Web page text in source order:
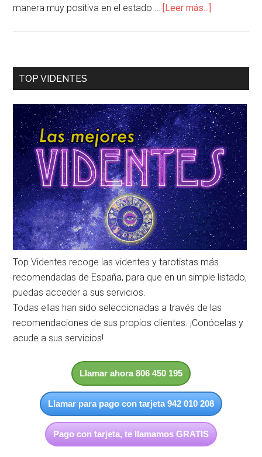
manera muy positiva en el estado …
[Leer más...]
TOP VIDENTES
Top Videntes recoge las videntes y tarotistas más
recomendadas de España, para que en un simple listado,
puedas acceder a sus servicios.
Todas ellas han sido seleccionadas a través de las
recomendaciones de sus propios clientes. ¡Conócelas y
acude a sus servicios!
Llamar ahora 806 450 195
Llamar para pago con tarjeta 942 010 208
Pago con tarjeta, te llamamos GRATIS